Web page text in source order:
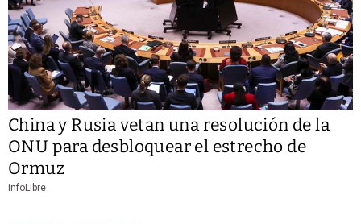
China y Rusia vetan una resolución de la
ONU para desbloquear el estrecho de
Ormuz
infoLibre